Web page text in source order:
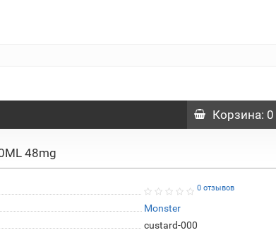
Корзина:
48mg
0 отзывов
Monster
custard-000